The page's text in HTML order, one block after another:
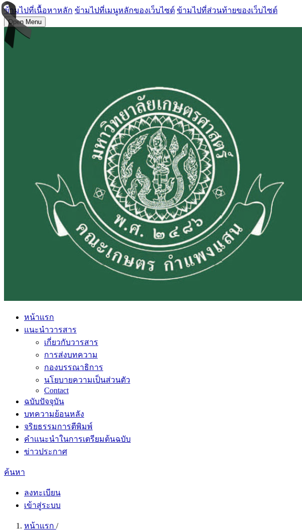
ข้ามไปที่เนื้อหาหลัก ข้ามไปที่เมนูหลักของเว็บไซต์ ข้ามไปที่ส่วนท้ายของเว็บไซต์
Open Menu
หน้าแรก
แนะนำวารสาร
เกี่ยวกับวารสาร
การส่งบทความ
กองบรรณาธิการ
นโยบายความเป็นส่วนตัว
Contact
ฉบับปัจจุบัน
บทความย้อนหลัง
จริยธรรมการตีพิมพ์
คำแนะนำในการเตรียมต้นฉบับ
ข่าวประกาศ
ค้นหา
ลงทะเบียน
เข้าสู่ระบบ
หน้าแรก /